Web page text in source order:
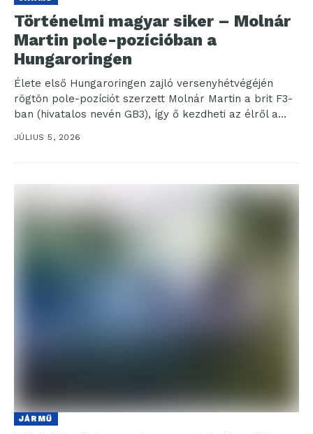
Történelmi magyar siker – Molnár
Martin pole-pozícióban a
Hungaroringen
Élete első Hungaroringen zajló versenyhétvégéjén
rögtön pole-pozíciót szerzett Molnár Martin a brit F3-
ban (hivatalos nevén GB3), így ő kezdheti az élről a
hétvége...
JÚLIUS 5, 2026
JÁRMŰ